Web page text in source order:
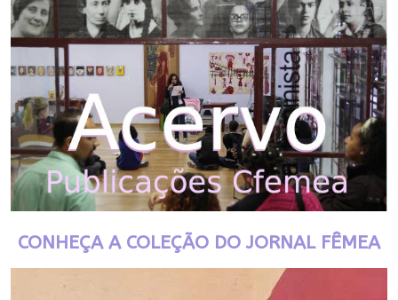
CONHEÇA A COLEÇÃO DO JORNAL FÊMEA